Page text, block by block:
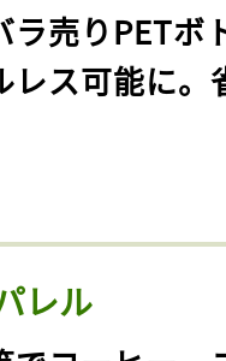
ラ売りPETボ
レス可能に。
レル